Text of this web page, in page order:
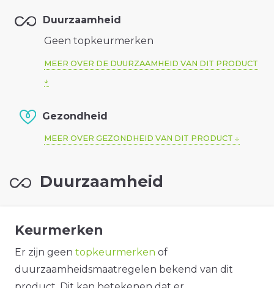
Duurzaamheid
Geen topkeurmerken
MEER OVER DE DUURZAAMHEID VAN DIT PRODUCT
Gezondheid
MEER OVER GEZONDHEID VAN DIT PRODUCT
Duurzaamheid
Keurmerken
Er zijn geen topkeurmerken of
duurzaamheidsmaatregelen bekend van dit